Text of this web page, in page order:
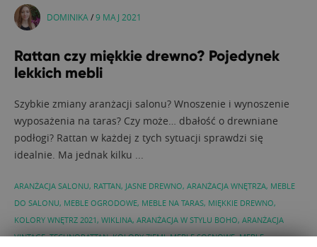
DOMINIKA /9 MAJ 2021
Rattan czy miękkie drewno? Pojedynek
lekkich mebli
Szybkie zmiany aranżacji salonu? Wnoszenie i wynoszenie
wyposażenia na taras? Czy może… dbałość o drewniane
podłogi? Rattan w każdej z tych sytuacji sprawdzi się
idealnie. Ma jednak kilku ...
ARANŻACJA SALONU, RATTAN, JASNE DREWNO, ARANŻACJA WNĘTRZA, MEBLE
DO SALONU, MEBLE OGRODOWE, MEBLE NA TARAS, MIĘKKIE DREWNO,
KOLORY WNĘTRZ 2021, WIKLINA, ARANŻACJA W STYLU BOHO, ARANŻACJA
VINTAGE,TECHNORATTAN,KOLORY ZIEMI,MEBLE SOSNOWE,MEBLE